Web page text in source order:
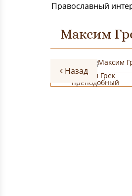
Православный
Максим
Назад